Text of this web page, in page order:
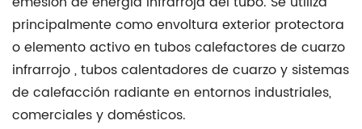
las
industrias
1.1
Sistemas
de
principalmente como envoltura exterior protectora
o elemento activo en tubos calefactores de cuarzo
infrarrojo,tubos calentadores de cuarzoy sistemas
de calefacción radiante en entornos industriales,
comerciales y domésticos.